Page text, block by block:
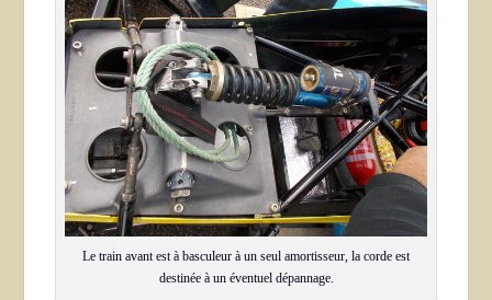
Le train avant est à basculeur à un seul amortisseur, la corde est
destinée à un éventuel dépannage.